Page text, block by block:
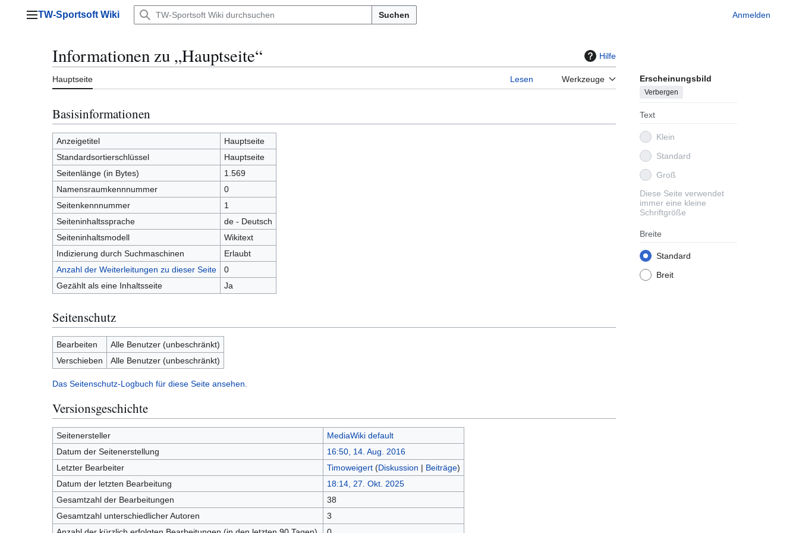
Hauptmenü
TW-Sportsoft Wiki Suchen Anmelden
Informationen zu „Hauptseite“ Hilfe
Hauptseite Lesen Werkzeuge Erscheinungsbild
Verbergen
Text
Klein
Standard
Groß
Diese Seite verwendet
immer eine kleine
Schriftgröße
Breite
Standard
Breit
Basisinformationen
Anzeigetitel
Hauptseite
Standardsortierschlüssel
Hauptseite
Seitenlänge (in Bytes)
1.569
Namensraumkennnummer
0
Seitenkennnummer
1
Seiteninhaltssprache
de - Deutsch
Seiteninhaltsmodell
Wikitext
Indizierung durch Suchmaschinen
Erlaubt
Anzahl der Weiterleitungen zu dieser Seite
0
Gezählt als eine Inhaltsseite
Ja
Seitenschutz
Bearbeiten
Alle Benutzer (unbeschränkt)
Verschieben
Alle Benutzer (unbeschränkt)
Das Seitenschutz-Logbuch für diese Seite ansehen.
Versionsgeschichte
Seitenersteller
MediaWiki default
Datum der Seitenerstellung
16:50, 14. Aug. 2016
Letzter Bearbeiter
Timoweigert (Diskussion | Beiträge)
Datum der letzten Bearbeitung
18:14, 27. Okt. 2025
Gesamtzahl der Bearbeitungen
38
Gesamtzahl unterschiedlicher Autoren
3